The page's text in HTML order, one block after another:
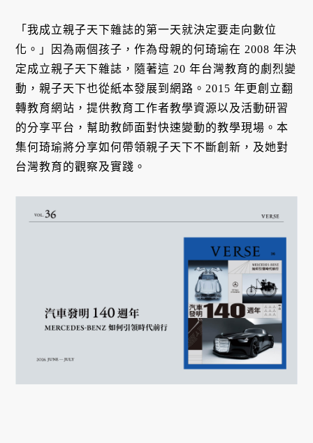
「我成立親子天下雜誌的第一天就決定要走向數位
化。」因為兩個孩子，作為母親的何琦瑜在 2008 年決
定成立親子天下雜誌，隨著這 20 年台灣教育的劇烈變
動，親子天下也從紙本發展到網路。2015 年更創立翻
轉教育網站，提供教育工作者教學資源以及活動研習
的分享平台，幫助教師面對快速變動的教學現場。本
集何琦瑜將分享如何帶領親子天下不斷創新，及她對
台灣教育的觀察及實踐。